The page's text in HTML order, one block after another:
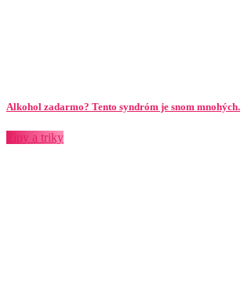
Alkohol zadarmo? Tento syndróm je snom mnohých.
Tipy a triky